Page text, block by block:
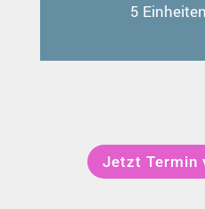
5
Jetzt Termin